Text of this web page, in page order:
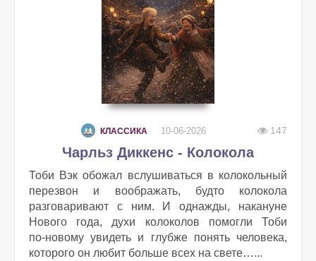
КЛАССИКА 10-06-2026 147
Чарльз Диккенс - Колокола
Тоби Вэк обожал вслушиваться в колокольный
перезвон и воображать, будто колокола
разговаривают с ним. И однажды, накануне
Нового года, духи колоколов помогли Тоби
по‑новому увидеть и глубже понять человека,
которого он любит больше всех на свете…...